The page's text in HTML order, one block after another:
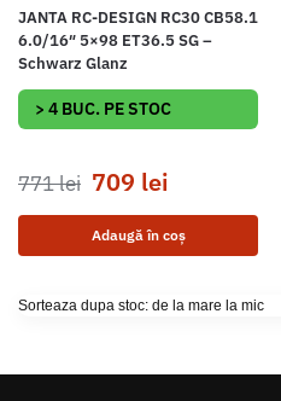
JANTA RC-DESIGN RC30 CB58.1
6.0/16″ 5×98 ET36.5 SG –
Schwarz Glanz
> 4 BUC. PE STOC
771lei 709 lei
Adaugă în coș